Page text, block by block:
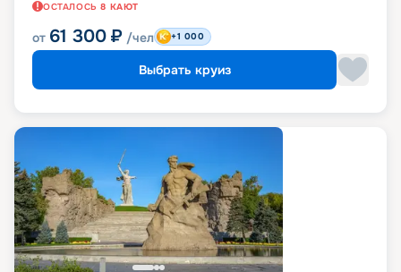
ОСТАЛОСЬ 8 КАЮТ
от 61 300 ₽ /чел +1 000
Выбрать круиз